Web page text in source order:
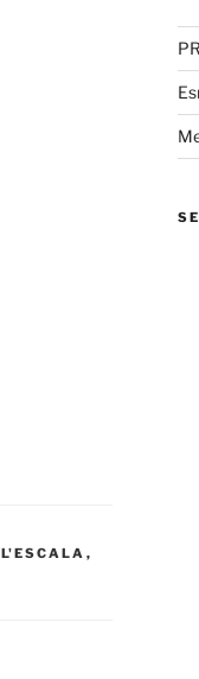
L'ESCALA ,